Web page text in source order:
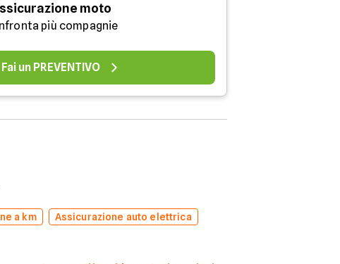
moto
più compagnie
Fai un PREVENTIVO
a km
Assicurazione auto elettrica